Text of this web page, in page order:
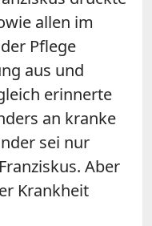
allen im
Pflege
aus und
erinnerte
an kranke
sei nur
Aber
Krankheit